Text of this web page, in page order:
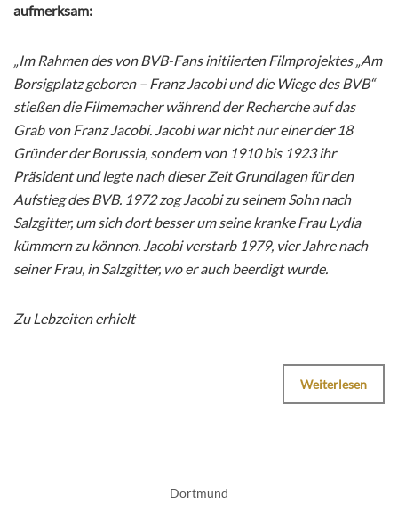
aufmerksam:
„Im Rahmen des von BVB-Fans initiierten Filmprojektes „Am
Borsigplatz geboren – Franz Jacobi und die Wiege des BVB“
stießen die Filmemacher während der Recherche auf das
Grab von Franz Jacobi. Jacobi war nicht nur einer der 18
Gründer der Borussia, sondern von 1910 bis 1923 ihr
Präsident und legte nach dieser Zeit Grundlagen für den
Aufstieg des BVB. 1972 zog Jacobi zu seinem Sohn nach
Salzgitter, um sich dort besser um seine kranke Frau Lydia
kümmern zu können. Jacobi verstarb 1979, vier Jahre nach
seiner Frau, in Salzgitter, wo er auch beerdigt wurde.
Zu Lebzeiten erhielt
Weiterlesen
Dortmund